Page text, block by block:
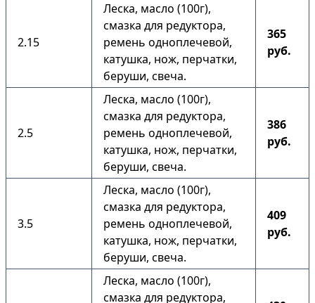
2.15
Леска, масло (100г),
смазка для редуктора,
ремень одноплечевой,
катушка, нож, перчатки,
беруши, свеча.
365
руб.
2.5
Леска, масло (100г),
смазка для редуктора,
ремень одноплечевой,
катушка, нож, перчатки,
беруши, свеча.
386
руб.
3.5
Леска, масло (100г),
смазка для редуктора,
ремень одноплечевой,
катушка, нож, перчатки,
беруши, свеча.
409
руб.
Леска, масло (100г),
смазка для редуктора,